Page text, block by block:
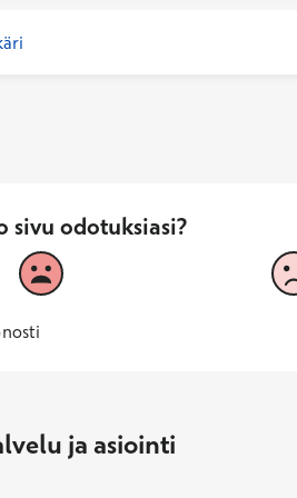
sivu odotuksiasi?
odotuksiasi?
1
Vastaa huonosti
2
ja asiointi